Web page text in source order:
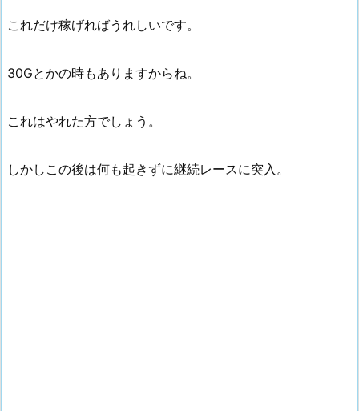
これだけ稼げればうれしいです。
30Gとかの時もありますからね。
これはやれた方でしょう。
しかしこの後は何も起きずに継続レースに突入。